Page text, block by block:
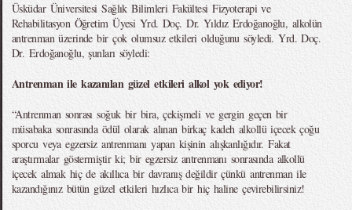
Üsküdar Üniversitesi Sağlık Bilimleri Fakültesi Fizyoterapi ve
Rehabilitasyon Öğretim Üyesi Yrd. Doç. Dr. Yıldız Erdoğanoğlu, alkolün
antrenman üzerinde bir çok olumsuz etkileri olduğunu söyledi. Yrd. Doç.
Dr. Erdoğanoğlu, şunları söyledi:
Antrenman ile kazanılan güzel etkileri alkol yok ediyor!
“Antrenman sonrası soğuk bir bira, çekişmeli ve gergin geçen bir
müsabaka sonrasında ödül olarak alınan birkaç kadeh alkollü içecek çoğu
sporcu veya egzersiz antrenmanı yapan kişinin alışkanlığıdır. Fakat
araştırmalar göstermiştir ki; bir egzersiz antrenmanı sonrasında alkollü
içecek almak hiç de akıllıca bir davranış değildir çünkü antrenman ile
kazandığınız bütün güzel etkileri hızlıca bir hiç haline çevirebilirsiniz!